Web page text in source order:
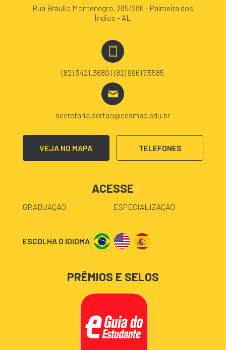
Rua Bráulio Montenegro, 285/286 - Palmeira dos
Índios - AL
(82) 3421.3680 | (82) 99617.5585
secretaria.sertao@cesmac.edu.br
VEJA NO MAPA TELEFONES
ACESSE
GRADUAÇÃO ESPECIALIZAÇÃO
ESCOLHA O IDIOMA
PRÊMIOS E SELOS